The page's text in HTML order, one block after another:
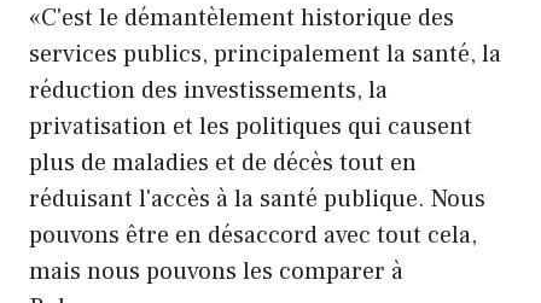
«C'est le démantèlement historique des
services publics, principalement la santé, la
réduction des investissements, la
privatisation et les politiques qui causent
plus de maladies et de décès tout en
réduisant l'accès à la santé publique. Nous
pouvons être en désaccord avec tout cela,
mais nous pouvons les comparer à